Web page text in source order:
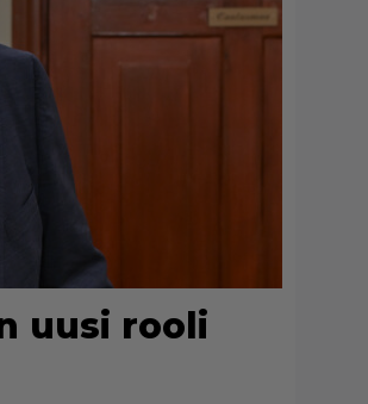
uusi rooli